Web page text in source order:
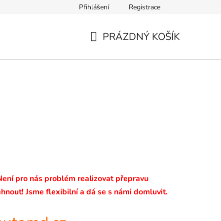
Přihlášení Registrace
PRÁZDNÝ KOŠÍK
pro nás problém realizovat přepravu
Jsme flexibilní a dá se s námi domluvit.